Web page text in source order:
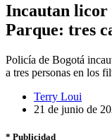
Incautan licor
Parque: tres
Policía de Bogotá
a tres personas en los
Terry Loui
21 de junio de
* Publicidad